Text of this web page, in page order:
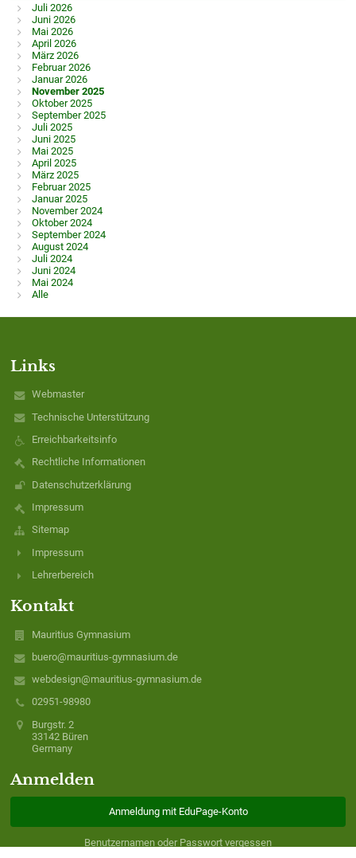
Juli 2026
Juni 2026
Mai 2026
April 2026
März 2026
Februar 2026
Januar 2026
November 2025
Oktober 2025
September 2025
Juli 2025
Juni 2025
Mai 2025
April 2025
März 2025
Februar 2025
Januar 2025
November 2024
Oktober 2024
September 2024
August 2024
Juli 2024
Juni 2024
Mai 2024
Alle
Links
Webmaster
Technische Unterstützung
Erreichbarkeitsinfo
Rechtliche Informationen
Datenschutzerklärung
Impressum
Sitemap
Impressum
Lehrerbereich
Kontakt
Mauritius Gymnasium
buero@mauritius-gymnasium.de
webdesign@mauritius-gymnasium.de
02951-98980
Burgstr. 2
33142 Büren
Germany
Anmelden
Anmeldung mit EduPage-Konto
Benutzernamen oder Passwort vergessen